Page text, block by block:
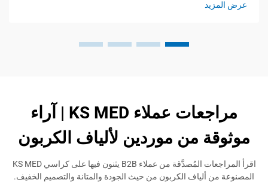
مراجعات عملاء KS MED | آراء
من موردين لألياف الكربون
اقرأ المراجعات المُصدَّقة من عملاء B2B يثنون فيها على كراسي KS MED
ألياف الكربون من حيث الجودة والمتانة والتصميم الخفيف.